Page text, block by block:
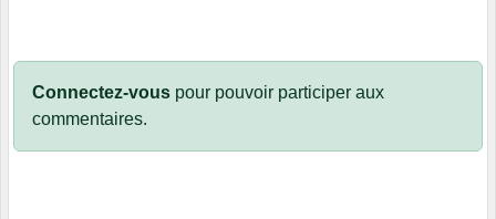
Connectez-vous pour pouvoir participer aux
commentaires.